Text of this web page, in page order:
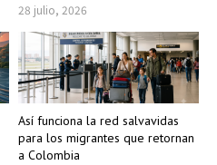
28 julio, 2026
Así funciona la red salvavidas
para los migrantes que retornan
a Colombia